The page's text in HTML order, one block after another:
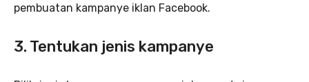
pembuatan kampanye iklan Facebook.
3. Tentukan jenis kampanye